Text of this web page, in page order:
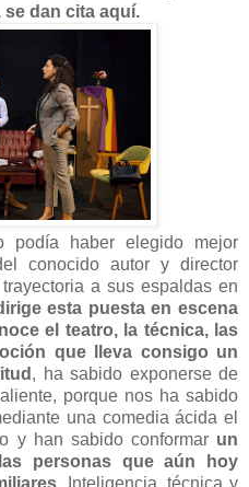
dan cita aquí.
podía haber elegido mejor
conocido autor y director
a sus espaldas en
esta puesta en escena
el teatro, la técnica, las
que lleva consigo un
, ha sabido exponerse de
porque nos ha sabido
una comedia ácida el
y han sabido conformar un
personas que aún hoy
Inteligencia, técnica y